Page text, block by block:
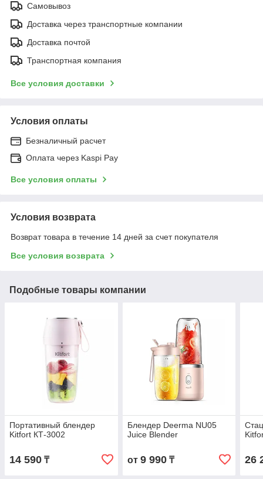
Самовывоз
Доставка через транспортные компании
Доставка почтой
Транспортная компания
Все условия доставки
Условия оплаты
Безналичный расчет
Оплата через Kaspi Pay
Все условия оплаты
Условия возврата
Возврат товара в течение 14 дней за счет покупателя
Все условия возврата
Подобные товары компании
Портативный блендер
Kitfort КТ-3002
14 590 ₸
Блендер Deerma NU05
Juice Blender
от 9 990₸ 26